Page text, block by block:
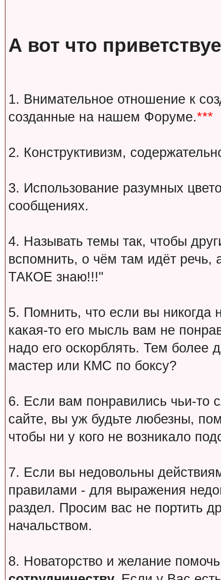
А вот что
1. Внимательное отношение к
созданные на нашем Форуме.***
2. Конструктивизм,
3. Использование разумных
сообщениях.
4. Называть темы так, чтобы
вспомнить, о чём там идёт речь,
ТАКОЕ знаю!!!"
5. Помнить, что если вы никогда
какая-то его мысль вам не
надо его оскорблять. Тем более
мастер или КМС по боксу?
6. Если вам понравились чьи-то
сайте, вы уж будьте любезны,
чтобы ни у кого не возникало
7. Если вы недовольны
правилами - для выражения
раздел. Просим вас не портить
начальством.
8. Новаторство и желание